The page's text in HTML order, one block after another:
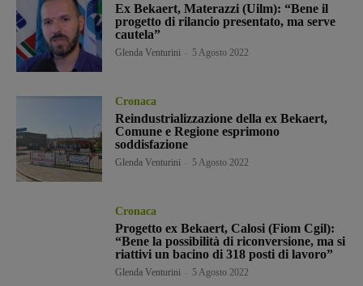
Ex Bekaert, Materazzi (Uilm): “Bene il
progetto di rilancio presentato, ma serve
cautela”
Glenda Venturini 5 Agosto 2022
Cronaca
Reindustrializzazione della ex Bekaert,
Comune e Regione esprimono
soddisfazione
Glenda Venturini 5 Agosto 2022
Cronaca
Progetto ex Bekaert, Calosi (Fiom Cgil):
“Bene la possibilità di riconversione, ma si
riattivi un bacino di 318 posti di lavoro”
Glenda Venturini 5 Agosto 2022